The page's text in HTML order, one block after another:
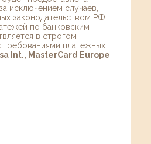
исключением случаев,
законодательством РФ.
по банковским
в строгом
требованиями платежных
Int., MasterCard Europe